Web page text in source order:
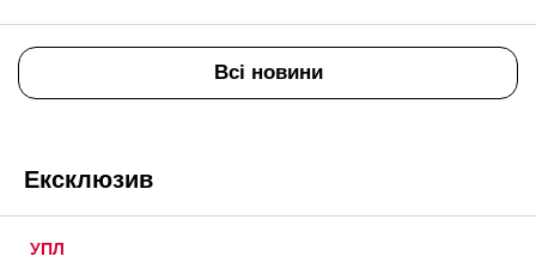
Всі новини
Ексклюзив
УПЛ